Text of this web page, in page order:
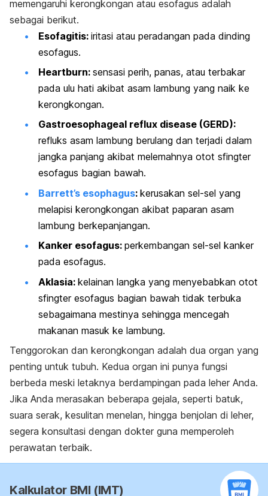
memengaruhi kerongkongan atau esofagus adalah
sebagai berikut.
Esofagitis: iritasi atau peradangan pada dinding
esofagus.
Heartburn: sensasi perih, panas, atau terbakar
pada ulu hati akibat asam lambung yang naik ke
kerongkongan.
Gastroesophageal reflux disease (GERD):
refluks asam lambung berulang dan terjadi dalam
jangka panjang akibat melemahnya otot sfingter
esofagus bagian bawah.
Barrett’s esophagus: kerusakan sel-sel yang
melapisi kerongkongan akibat paparan asam
lambung berkepanjangan.
Kanker esofagus: perkembangan sel-sel kanker
pada esofagus.
Aklasia: kelainan langka yang menyebabkan otot
sfingter esofagus bagian bawah tidak terbuka
sebagaimana mestinya sehingga mencegah
makanan masuk ke lambung.
Tenggorokan dan kerongkongan adalah dua organ yang
penting untuk tubuh. Kedua organ ini punya fungsi
berbeda meski letaknya berdampingan pada leher Anda.
Jika Anda merasakan beberapa gejala, seperti batuk,
suara serak, kesulitan menelan, hingga benjolan di leher,
segera konsultasi dengan dokter guna memperoleh
perawatan terbaik.
Kalkulator BMI (IMT)